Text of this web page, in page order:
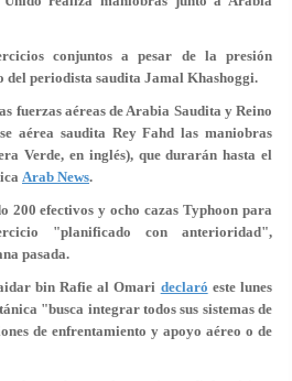
conjuntos a pesar de la presión
del periodista saudita Jamal Khashoggi.
fuerzas aéreas de Arabia Saudita y Reino
aérea saudita Rey Fahd las maniobras
Verde, en inglés), que durarán hasta el
Arab News.
efectivos y ocho cazas Typhoon para
"planificado con anterioridad",
pasada.
bin Rafie al Omari declaró este lunes
"busca integrar todos sus sistemas de
de enfrentamiento y apoyo aéreo o de